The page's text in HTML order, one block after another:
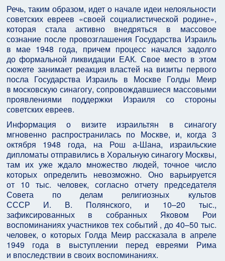
Речь, таким образом, идет о начале идеи нелояльности
советских евреев «своей социалистической родине»,
которая стала активно внедряться в массовое
сознание после провозглашения Государства Израиль
в мае 1948 года, причем процесс начался задолго
до формальной ликвидации ЕАК. Свое место в этом
сюжете занимает реакция властей на визиты первого
посла Государства Израиль в Москве Голды Меир
в московскую синагогу, сопровождавшиеся массовыми
проявлениями поддержки Израиля со стороны
советских евреев.
Информация о визите израильтян в синагогу
мгновенно распространилась по Москве, и, когда 3
октября 1948 года, на Рош а‑Шана, израильские
дипломаты отправились в Хоральную синагогу Москвы,
там их уже ждало множество людей, точное число
которых определить невозможно. Оно варьируется
от 10 тыс. человек, согласно отчету председателя
Совета по делам религиозных культов
СССР И. В. Полянского, и 10–20 тыс.,
зафиксированных в собранных Яковом Рои
воспоминаниях участников тех событий , до 40–50 тыс.
человек, о которых Голда Меир рассказала в апреле
1949 года в выступлении перед евреями Рима
и впоследствии в своих воспоминаниях.